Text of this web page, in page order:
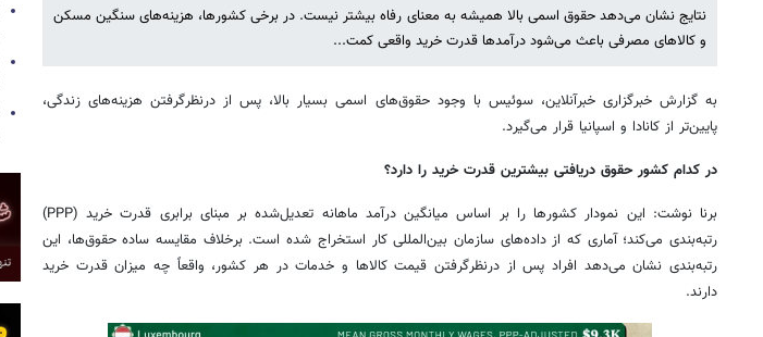
نتایج نشان می‌دهد حقوق اسمی بالا همیشه به معنای رفاه بیشتر نیست. در برخی کشورها، هزینه‌های سنگین مسکن
و کالاهای مصرفی باعث می‌شود درآمدها قدرت خرید واقعی کمت...
به گزارش خبرگزاری خبرآنلاین، سوئیس با وجود حقوق‌های اسمی بسیار بالا، پس از درنظرگرفتن هزینه‌های زندگی،
پایین‌تر از کانادا و اسپانیا قرار می‌گیرد.
در کدام کشور حقوق دریافتی بیشترین قدرت خرید را دارد؟
برنا نوشت: این نمودار کشورها را بر اساس میانگین درآمد ماهانه تعدیل‌شده بر مبنای برابری قدرت خرید (PPP)
رتبه‌بندی می‌کند؛ آماری که از داده‌های سازمان بین‌المللی کار استخراج شده است. برخلاف مقایسه ساده حقوق‌ها، این
رتبه‌بندی نشان می‌دهد افراد پس از درنظرگرفتن قیمت کالاها و خدمات در هر کشور، واقعاً چه میزان قدرت خرید
دارند.